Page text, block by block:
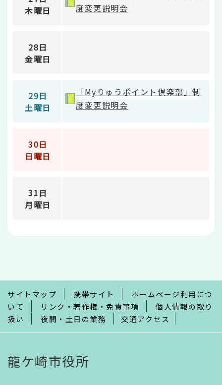
木曜日
度変更説明会
28日
金曜日
29日
土曜日
「Myりゅうポイント倶楽部」制
度変更説明会
30日
日曜日
31日
月曜日
で
サイトマップ 携帯サイト
ホームページ利用につ
いて
リンク・著作権・免責事項
個人情報の取り
扱い
夜間・土日の業務 交通アクセス
龍ケ崎市役所